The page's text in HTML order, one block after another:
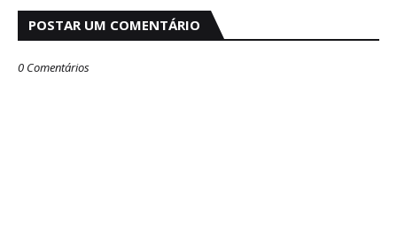
POSTAR UM COMENTÁRIO
0 Comentários